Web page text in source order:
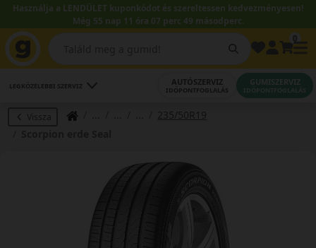
Használja a LENDÜLET kuponkódot és szereltessen kedvezményesen!
Még 55 nap 11 óra 07 perc 48 másodperc.
LEGKÖZELEBBI SZERVIZ AUTÓSZERVIZ
IDŐPONTFOGLALÁS
GUMISZERVIZ
IDŐPONTFOGLALÁS
Vissza
235/50R19